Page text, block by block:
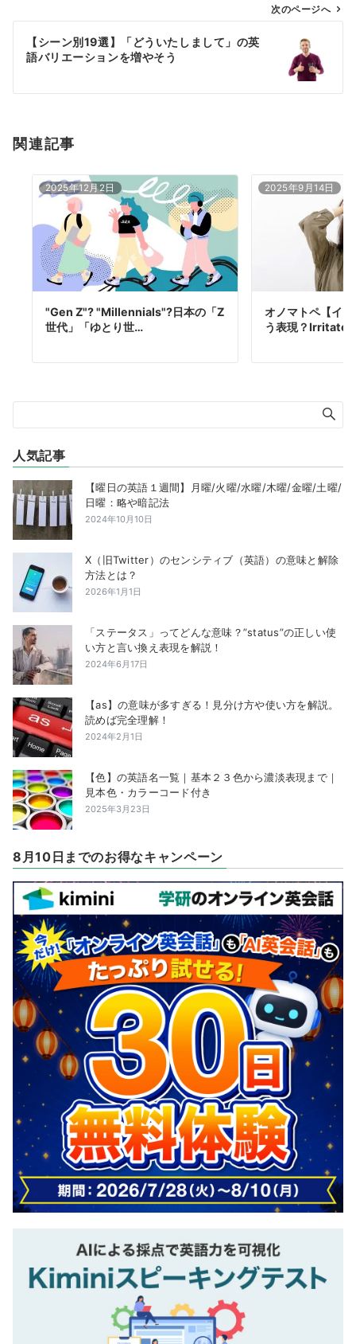
ン
次のページへ
【シーン別19選】「どういたしまして」の英
語バリエーションを増やそう
関連記事
2025年12月2日
"Gen Z"? "Millennials"?日本の「Z
世代」「ゆとり世…
2025年9月14日
オノマトペ【イ
う表現？
人気記事
【曜日の英語１週間】月曜/火曜/水曜/木曜/金曜/土曜/
日曜：略や暗記法
2024年10月10日
X（旧Twitter）のセンシティブ（英語）の意味と解除
方法とは？
2026年1月1日
「ステータス」ってどんな意味？”status”の正しい使
い方と言い換え表現を解説！
2024年6月17日
【as】の意味が多すぎる！見分け方や使い方を解説。
読めば完全理解！
2024年2月1日
【色】の英語名一覧｜基本２３色から濃淡表現まで｜
見本色・カラーコード付き
2025年3月23日
8月10日までのお得なキャンペーン